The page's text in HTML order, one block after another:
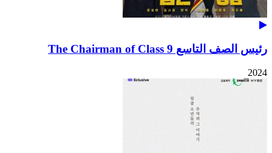
رئيس الصف التاسع The Chairman of Class 9
2024